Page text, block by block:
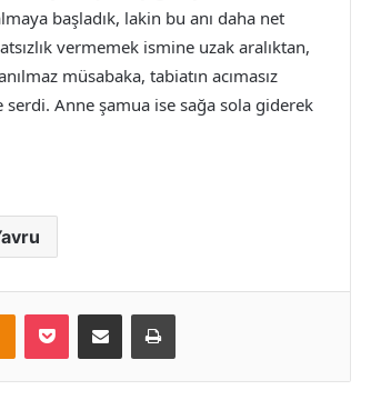
başladık, lakin bu anı daha net
vermemek ismine uzak aralıktan,
müsabaka, tabiatın acımasız
Anne şamua ise sağa sola giderek
Odnoklassniki
Pocket E-Posta ile paylaş Yazdır